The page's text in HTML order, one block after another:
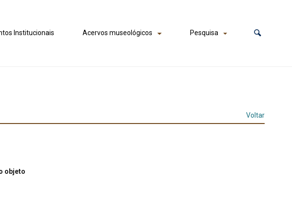
Institucionais Acervos museológicos Pesquisa
Voltar
objeto